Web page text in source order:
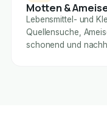
Motten &
Lebensmittel- und
Quellensuche,
schonend und